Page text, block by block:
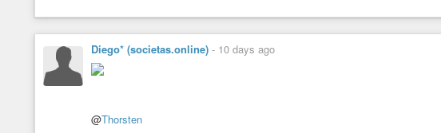
Diego* (societas.online) - 10 days ago
@Thorsten